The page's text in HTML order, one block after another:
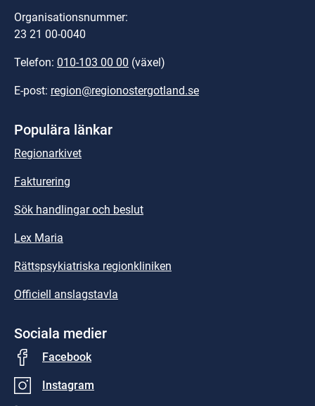
Organisationsnummer:
23 21 00-0040
Telefon: 010-103 00 00 (växel)
E-post: region@regionostergotland.se
Populära länkar
Regionarkivet
Fakturering
Sök handlingar och beslut
Lex Maria
Rättspsykiatriska regionkliniken
Officiell anslagstavla
Sociala medier
Facebook
Instagram